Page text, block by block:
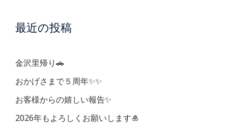
シ
ョ
ン
最近の投稿
金沢里帰り🚗
おかげさまで５周年✨✨
お客様からの嬉しい報告✨
2026年もよろしくお願いします🎍